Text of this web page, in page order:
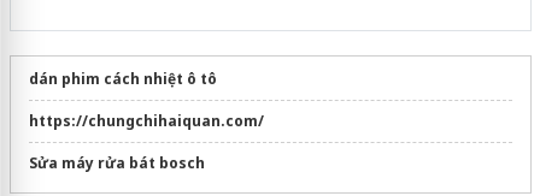
dán phim cách nhiệt ô tô
https://chungchihaiquan.com/
Sửa máy rửa bát bosch